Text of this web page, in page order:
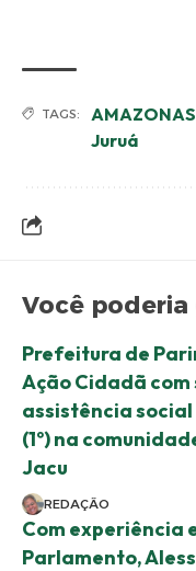
TAGS: AMAZONAS
Juruá
Você
Prefeitura de
Ação Cidadã com
assistência
(1º) na
Jacu
REDAÇÃO
Com experiência
Parlamento,